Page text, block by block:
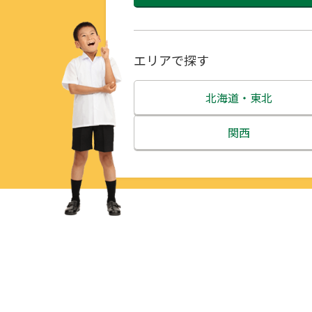
エリアで探す
北海道・東北
北海道
関西